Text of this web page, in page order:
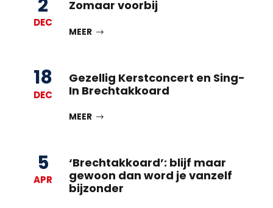
2
DEC
Zomaar voorbij
MEER
18
DEC
Gezellig Kerstconcert en Sing-
In Brechtakkoard
MEER
5
APR
‘Brechtakkoard’: blijf maar
gewoon dan word je vanzelf
bijzonder